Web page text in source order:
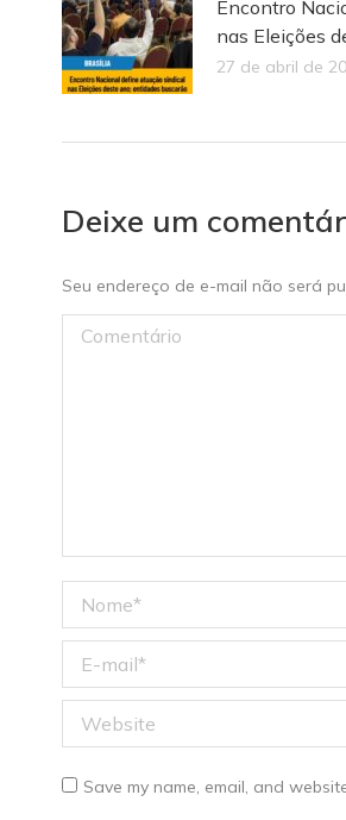
Encontro
nas Eleições
27 de abril de
Deixe um
Seu endereço de e-mail não será
Comentário
Nome *
E-mail *
Website
Save my name, email, and